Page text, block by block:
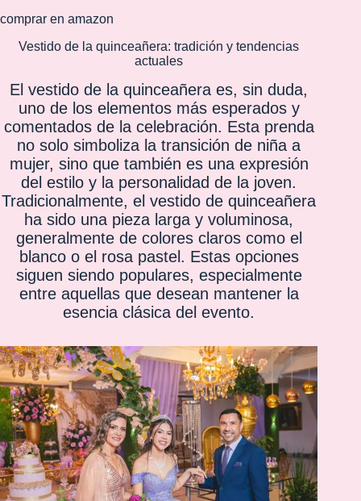
comprar en amazon
Vestido de la quinceañera: tradición y tendencias
actuales
El vestido de la quinceañera es, sin duda,
uno de los elementos más esperados y
comentados de la celebración. Esta prenda
no solo simboliza la transición de niña a
mujer, sino que también es una expresión
del estilo y la personalidad de la joven.
Tradicionalmente, el vestido de quinceañera
ha sido una pieza larga y voluminosa,
generalmente de colores claros como el
blanco o el rosa pastel. Estas opciones
siguen siendo populares, especialmente
entre aquellas que desean mantener la
esencia clásica del evento.